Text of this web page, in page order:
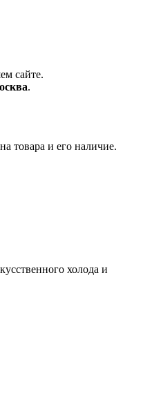
сайте.
.
товара и его наличие.
холода и